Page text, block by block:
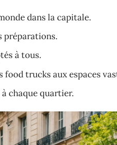
dans la capitale.
préparations.
à tous.
trucks aux espaces
chaque quartier.